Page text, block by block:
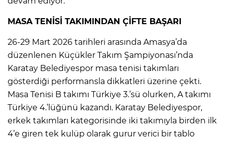
MASA TENİSİ TAKIMINDAN ÇİFTE BAŞARI
26-29 Mart 2026 tarihleri arasında Amasya’da
düzenlenen Küçükler Takım Şampiyonası’nda
Karatay Belediyespor masa tenisi takımları
gösterdiği performansla dikkatleri üzerine çekti.
Masa Tenisi B takımı Türkiye 3.’sü olurken, A takımı
Türkiye 4.’lüğünü kazandı. Karatay Belediyespor,
erkek takımları kategorisinde iki takımıyla birden ilk
4’e giren tek kulüp olarak gurur verici bir tablo